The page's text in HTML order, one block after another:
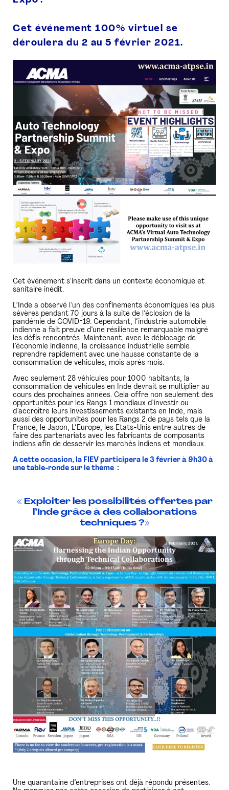
Cet événement 100% virtuel se
déroulera du 2 au 5 février 2021.
Cet événement s’inscrit dans un contexte économique et
sanitaire inédit.
L’Inde a observé l’un des confinements économiques les plus
sévères pendant 70 jours à la suite de l’éclosion de la
pandémie de COVID-19. Cependant, l’industrie automobile
indienne a fait preuve d’une résilience remarquable malgré
les défis rencontrés. Maintenant, avec le déblocage de
l’économie indienne, la croissance industrielle semble
reprendre rapidement avec une hausse constante de la
consommation de véhicules, mois après mois.
Avec seulement 28 véhicules pour 1000 habitants, la
consommation de véhicules en Inde devrait se multiplier au
cours des prochaines années. Cela offre non seulement des
opportunités pour les Rangs 1 mondiaux d’investir ou
d’accroître leurs investissements existants en Inde, mais
aussi des opportunités pour les Rangs 2 de pays tels que la
France, le Japon, L’Europe, les Etats-Unis entre autres de
faire des partenariats avec les fabricants de composants
indiens afin de desservir les marchés indiens et mondiaux.
A cette occasion, la FIEV participera le 3 février à 9h30 à
une table-ronde sur le thème :
« Exploiter les possibilités offertes par
l’Inde grâce à des collaborations
techniques ?»
Une quarantaine d’entreprises ont déjà répondu présentes.